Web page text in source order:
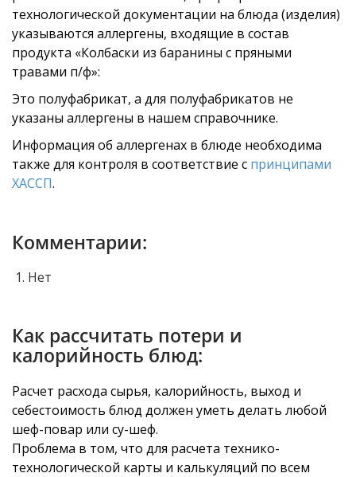
технологической документации на блюда (изделия)
указываются аллергены, входящие в состав
продукта «Колбаски из баранины с пряными
травами п/ф»:
Это полуфабрикат, а для полуфабрикатов не
указаны аллергены в нашем справочнике.
Информация об аллергенах в блюде необходима
также для контроля в соответствие с принципами
ХАССП.
Комментарии:
Нет
Как рассчитать потери и
калорийность блюд:
Расчет расхода сырья, калорийность, выход и
себестоимость блюд должен уметь делать любой
шеф-повар или су-шеф.
Проблема в том, что для расчета технико-
технологической карты и калькуляций по всем